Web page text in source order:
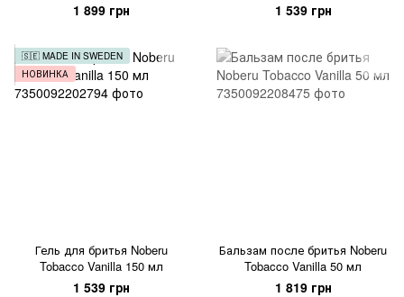
1 899 грн 1 539 грн
🇸🇪 MADE IN SWEDEN
НОВИНКА
Гель для бритья Noberu
Tobacco Vanilla 150 мл
1 539 грн
Бальзам после бритья Noberu
Tobacco Vanilla 50 мл
1 819 грн